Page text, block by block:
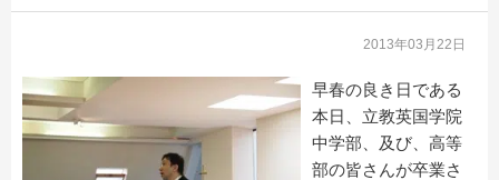
2013年03月22日
早春の良き日である
本日、立教英国学院
中学部、及び、高等
部の皆さんが卒業さ